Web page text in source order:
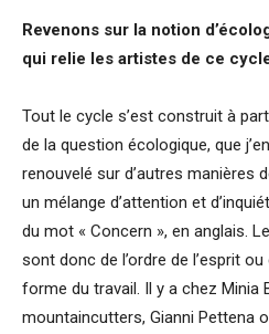
Revenons sur la notion
qui relie les artistes de ce
Tout le cycle s’est construit à
de la question écologique, que
renouvelé sur d’autres manières
un mélange d’attention et
du mot « Concern », en anglais.
sont donc de l’ordre de l’esprit
forme du travail. Il y a chez Minia
mountaincutters, Gianni Pettena